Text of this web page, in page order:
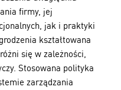
firmy, jej
jak i praktyki
kształtowana
się w zależności,
Stosowana polityka
zarządzania